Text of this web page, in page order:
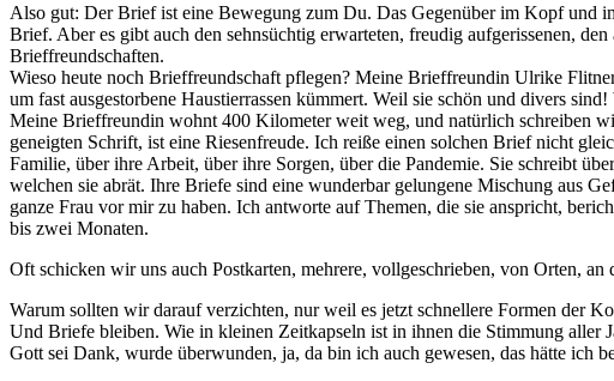
Also gut: Der Brief ist eine Bewegung zum Du. Das Gegenüber im Kopf und
Brief. Aber es gibt auch den sehnsüchtig erwarteten, freudig aufgerissenen,
Brieffreundschaften.
Wieso heute noch Brieffreundschaft pflegen? Meine Brieffreundin Ulrike
um fast ausgestorbene Haustierrassen kümmert. Weil sie schön und divers
Meine Brieffreundin wohnt 400 Kilometer weit weg, und natürlich schreiben
geneigten Schrift, ist eine Riesenfreude. Ich reiße einen solchen Brief nicht
Familie, über ihre Arbeit, über ihre Sorgen, über die Pandemie. Sie schreibt
welchen sie abrät. Ihre Briefe sind eine wunderbar gelungene Mischung aus
ganze Frau vor mir zu haben. Ich antworte auf Themen, die sie anspricht,
bis zwei Monaten.
Oft schicken wir uns auch Postkarten, mehrere, vollgeschrieben, von Orten,
Warum sollten wir darauf verzichten, nur weil es jetzt schnellere Formen der
Und Briefe bleiben. Wie in kleinen Zeitkapseln ist in ihnen die Stimmung aller
Gott sei Dank, wurde überwunden, ja, da bin ich auch gewesen, das hätte ich